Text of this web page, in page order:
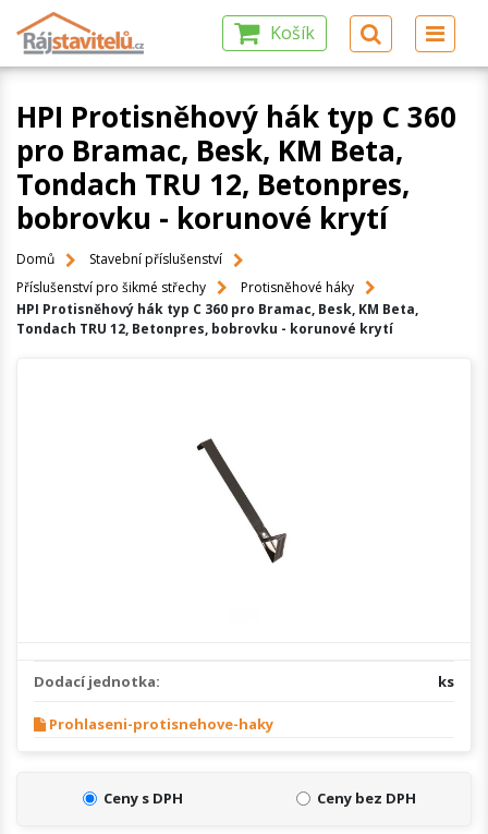
Košík
HPI Protisněhový hák typ C 360
pro Bramac, Besk, KM Beta,
Tondach TRU 12, Betonpres,
bobrovku - korunové krytí
Domů
Stavební příslušenství
Příslušenství pro šikmé střechy
Protisněhové háky
HPI Protisněhový hák typ C 360 pro Bramac, Besk, KM Beta,
Tondach TRU 12, Betonpres, bobrovku - korunové krytí
Dodací jednotka: ks
Prohlaseni-protisnehove-haky
Ceny s DPH Ceny bez DPH